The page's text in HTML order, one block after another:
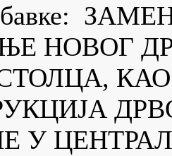
НОВОГ
У